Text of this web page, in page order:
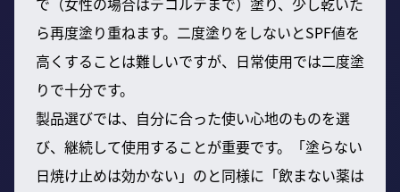
ら再度塗り重ねます。二度塗りをしないとSPF値を
高くすることは難しいですが、日常使用では二度塗
りで十分です。
製品選びでは、自分に合った使い心地のものを選
び、継続して使用することが重要です。「塗らない
日焼け止めは効かない」のと同様に「飲まない薬は